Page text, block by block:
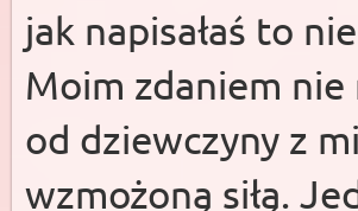
jak napisałaś to
Moim zdaniem nie
od dziewczyny z
wzmożoną siłą.